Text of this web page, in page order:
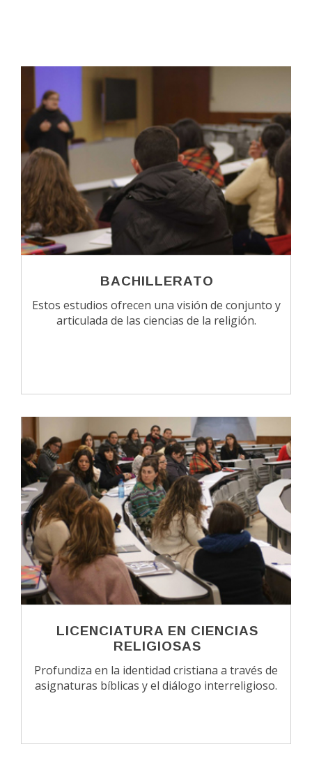
BACHILLERATO
Estos estudios ofrecen una visión de conjunto y
articulada de las ciencias de la religión.
LICENCIATURA EN CIENCIAS
RELIGIOSAS
Profundiza en la identidad cristiana a través de
asignaturas bíblicas y el diálogo interreligioso.